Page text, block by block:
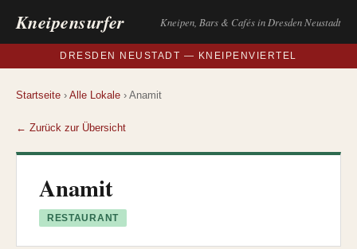
Kneipensurfer Kneipen, Bars & Cafés in Dresden Neustadt
DRESDEN NEUSTADT — KNEIPENVIERTEL
Startseite › Alle Lokale › Anamit
← Zurück zur Übersicht
Anamit
RESTAURANT